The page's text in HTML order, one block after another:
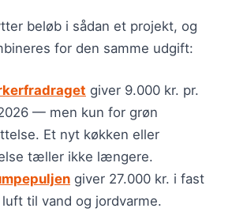
beløb i sådan et projekt, og
for den samme udgift:
giver 9.000 kr. pr.
— men kun for grøn
Et nyt køkken eller
tæller ikke længere.
giver 27.000 kr. i fast
til vand og jordvarme.